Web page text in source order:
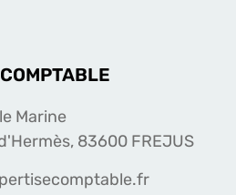
Marine
83600 FREJUS